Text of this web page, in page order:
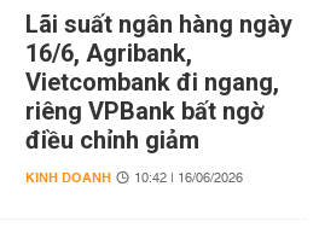
Lãi suất ngân hàng ngày
16/6, Agribank,
Vietcombank đi ngang,
riêng VPBank bất ngờ
điều chỉnh giảm
KINH DOANH 10:42 | 16/06/2026